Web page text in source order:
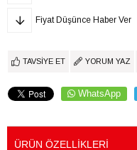
Fiyat Düşünce Haber Ver
TAVSIYE ET YORUM YAZ
WhatsApp
ÜRÜN ÖZELLIKLERI